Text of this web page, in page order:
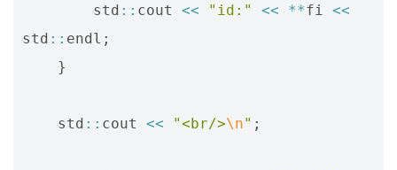
std :: cout << "id:" << **fi <<
std :: endl ;
}
std :: cout << "<br/>\n" ;